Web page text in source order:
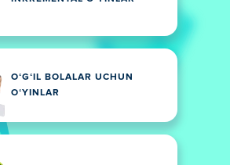
OʻGʻIL BOLALAR UCHUN
OʻYINLAR